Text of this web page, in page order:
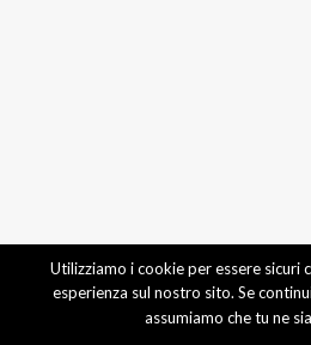
Utilizziamo i cookie per essere sicuri
esperienza sul nostro sito. Se
assumiamo che tu ne